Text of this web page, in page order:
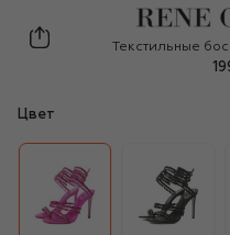
Rene Caovilla
Текстильные
Цвет